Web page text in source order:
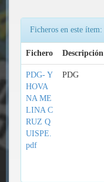
Ficheros en este ítem:
Fichero Descripción
PDG- Y
HOVA
NA ME
LINA C
RUZ Q
UISPE.
pdf
PDG